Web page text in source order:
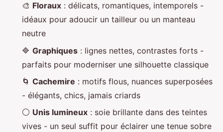
🎨 Floraux : délicats, romantiques, intemporels -
idéaux pour adoucir un tailleur ou un manteau
neutre
🔷 Graphiques : lignes nettes, contrastes forts -
parfaits pour moderniser une silhouette classique
🌀 Cachemire : motifs flous, nuances superposées
- élégants, chics, jamais criards
⚪ Unis lumineux : soie brillante dans des teintes
vives - un seul suffit pour éclairer une tenue sobre